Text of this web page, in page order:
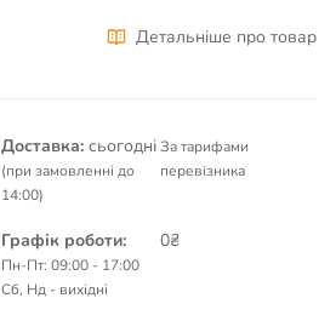
Детальніше про товар
Доставка: сьогодні
(при замовленні до
14:00)
За тарифами
перевізника
Графік роботи:
Пн-Пт: 09:00 - 17:00
Сб, Нд - вихідні
0₴